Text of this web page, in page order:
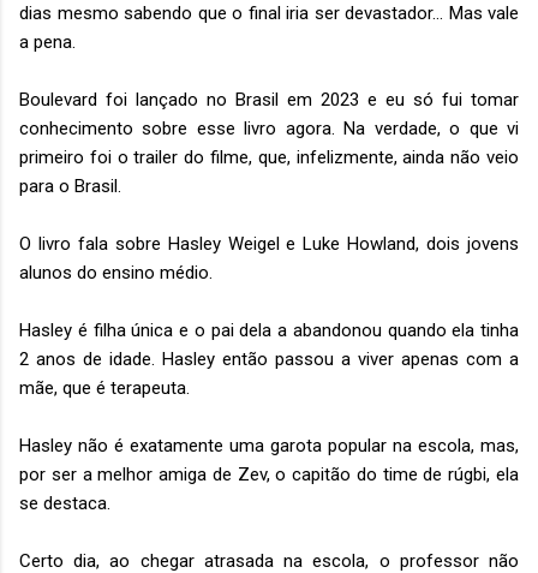
dias mesmo sabendo que o final iria ser devastador... Mas vale
a pena.
Boulevard foi lançado no Brasil em 2023 e eu só fui tomar
conhecimento sobre esse livro agora. Na verdade, o que vi
primeiro foi o trailer do filme, que, infelizmente, ainda não veio
para o Brasil.
O livro fala sobre Hasley Weigel e Luke Howland, dois jovens
alunos do ensino médio.
Hasley é filha única e o pai dela a abandonou quando ela tinha
2 anos de idade. Hasley então passou a viver apenas com a
mãe, que é terapeuta.
Hasley não é exatamente uma garota popular na escola, mas,
por ser a melhor amiga de Zev, o capitão do time de rúgbi, ela
se destaca.
Certo dia, ao chegar atrasada na escola, o professor não